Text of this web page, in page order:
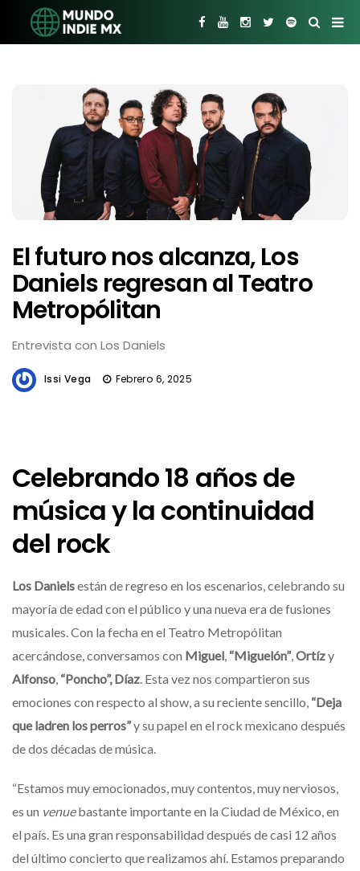
El futuro nos alcanza, Los
Daniels regresan al Teatro
Metropólitan
Entrevista con Los Daniels
Issi Vega Febrero 6, 2025
Celebrando 18 años de
música y la continuidad
del rock
Los Danielsestán de regreso en los escenarios, celebrando su
mayoría de edad con el público y una nueva era de fusiones
musicales. Con la fecha en el Teatro Metropólitan
acercándose, conversamos con Miguel “Miguelón” Ortízy
Alfonso “Poncho”, Díaz . Esta vez nos compartieron sus
emociones con respecto al show, a su reciente sencillo, “Deja
que ladren los perros”y su papel en el rock mexicano después
de dos décadas de música.
“Estamos muy emocionados, muy contentos, muy nerviosos,
es un venuebastante importante en la Ciudad de México, en
el país. Es una gran responsabilidad después de casi 12 años
del último concierto que realizamos ahí. Estamos preparando